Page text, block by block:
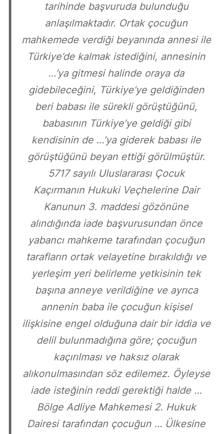
tarihinde başvuruda bulunduğu
anlaşılmaktadır. Ortak çocuğun
mahkemede verdiği beyanında annesi ile
Türkiye’de kalmak istediğini, annesinin
…’ya gitmesi halinde oraya da
gidebileceğini, Türkiye’ye geldiğinden
beri babası ile sürekli görüştüğünü,
babasının Türkiye’ye geldiği gibi
kendisinin de …’ya giderek babası ile
görüştüğünü beyan ettiği görülmüştür.
5717 sayılı Uluslararası Çocuk
Kaçırmanın Hukuki Veçhelerine Dair
Kanunun 3. maddesi gözönüne
alındığında iade başvurusundan önce
yabancı mahkeme tarafından çocuğun
tarafların ortak velayetine bırakıldığı ve
yerleşim yeri belirleme yetkisinin tek
başına anneye verildiğine ve ayrıca
annenin baba ile çocuğun kişisel
ilişkisine engel olduğuna dair bir iddia ve
delil bulunmadığına göre; çocuğun
kaçırılması ve haksız olarak
alıkonulmasından söz edilemez. Öyleyse
iade isteğinin reddi gerektiği halde …
Bölge Adliye Mahkemesi 2. Hukuk
Dairesi tarafından çocuğun … Ülkesine